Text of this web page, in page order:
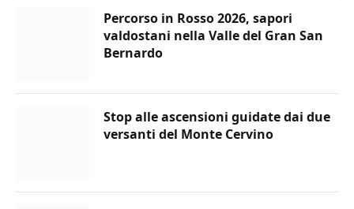
Percorso in Rosso 2026, sapori
valdostani nella Valle del Gran San
Bernardo
Stop alle ascensioni guidate dai due
versanti del Monte Cervino